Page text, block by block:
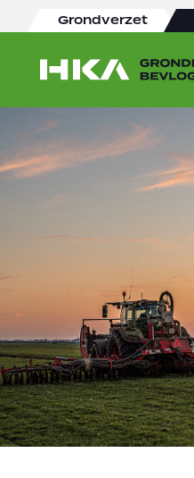
Grondverzet